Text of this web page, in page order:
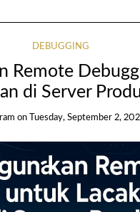
DEBUGGING
Remote
di Server
on Tuesday, September 2,